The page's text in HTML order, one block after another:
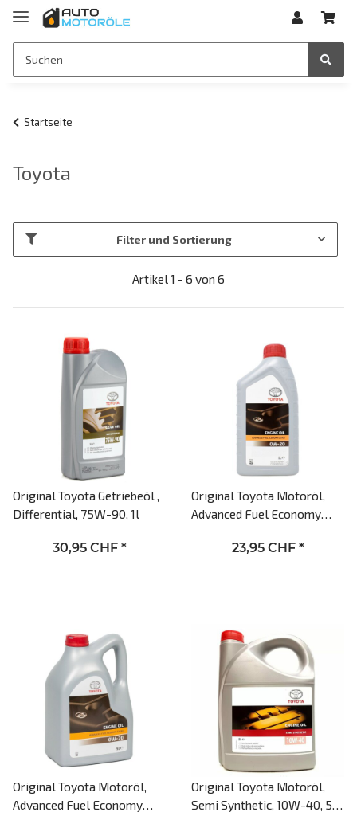
Startseite
Toyota
Filter und Sortierung
Artikel 1 - 6 von 6
Original Toyota Getriebeöl ,
Differential, 75W-90, 1l
30,95 CHF *
Original Toyota Motoröl,
Advanced Fuel Economy
23,95 CHF *
Original Toyota Motoröl,
Advanced Fuel Economy
Original Toyota Motoröl,
Semi Synthetic, 10W-40, 5l